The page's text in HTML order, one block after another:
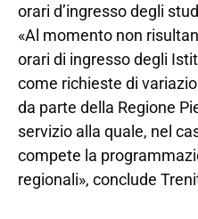
orari d’ingresso degli
«Al momento non
orari di ingresso degli
come richieste di
da parte della Regione
servizio alla quale, nel
compete la
regionali», conclude